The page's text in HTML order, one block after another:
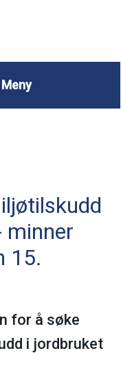
Meny
minner
15.
for å søke
i jordbruket